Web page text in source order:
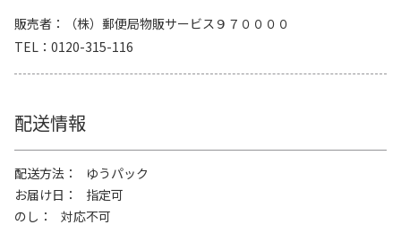
販売者
（株）郵便局物販サービス９７００００
TEL
0120-315-116
配送情報
配送方法
ゆうパック
お届け日
指定可
のし
対応不可